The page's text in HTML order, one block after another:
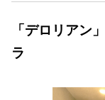
「デロリアン
ラ